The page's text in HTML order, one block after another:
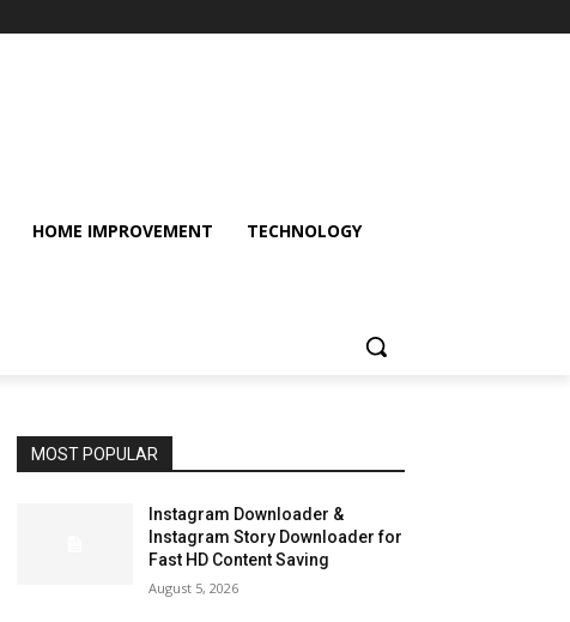
HOME IMPROVEMENT TECHNOLOGY
MOST POPULAR
Instagram Downloader &
Instagram Story Downloader for
Fast HD Content Saving
August 5, 2026